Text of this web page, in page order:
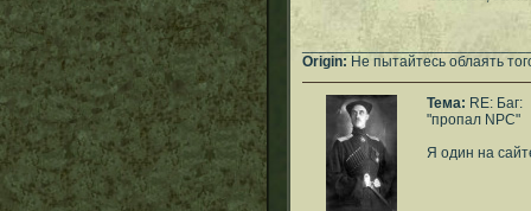
Origin: Не пытайтесь облаять
Тема: RE: Баг:
"пропал NPC"
Я один на